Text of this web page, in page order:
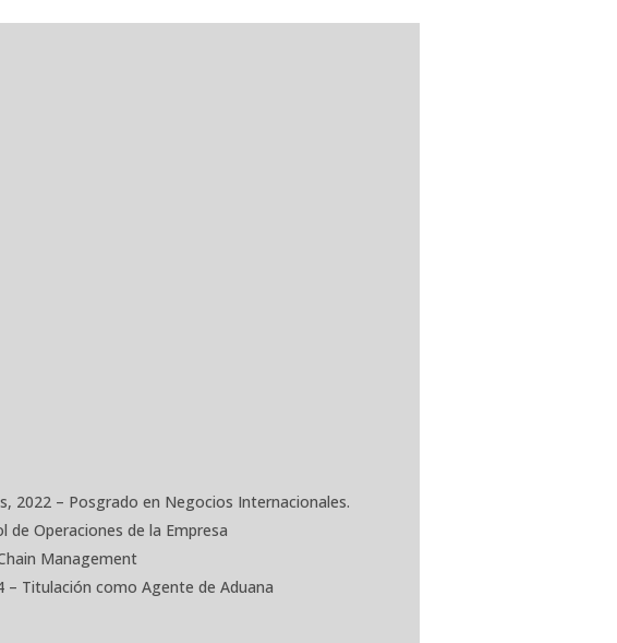
2022 – Posgrado en Negocios Internacionales.
de Operaciones de la Empresa
Management
– Titulación como Agente de Aduana